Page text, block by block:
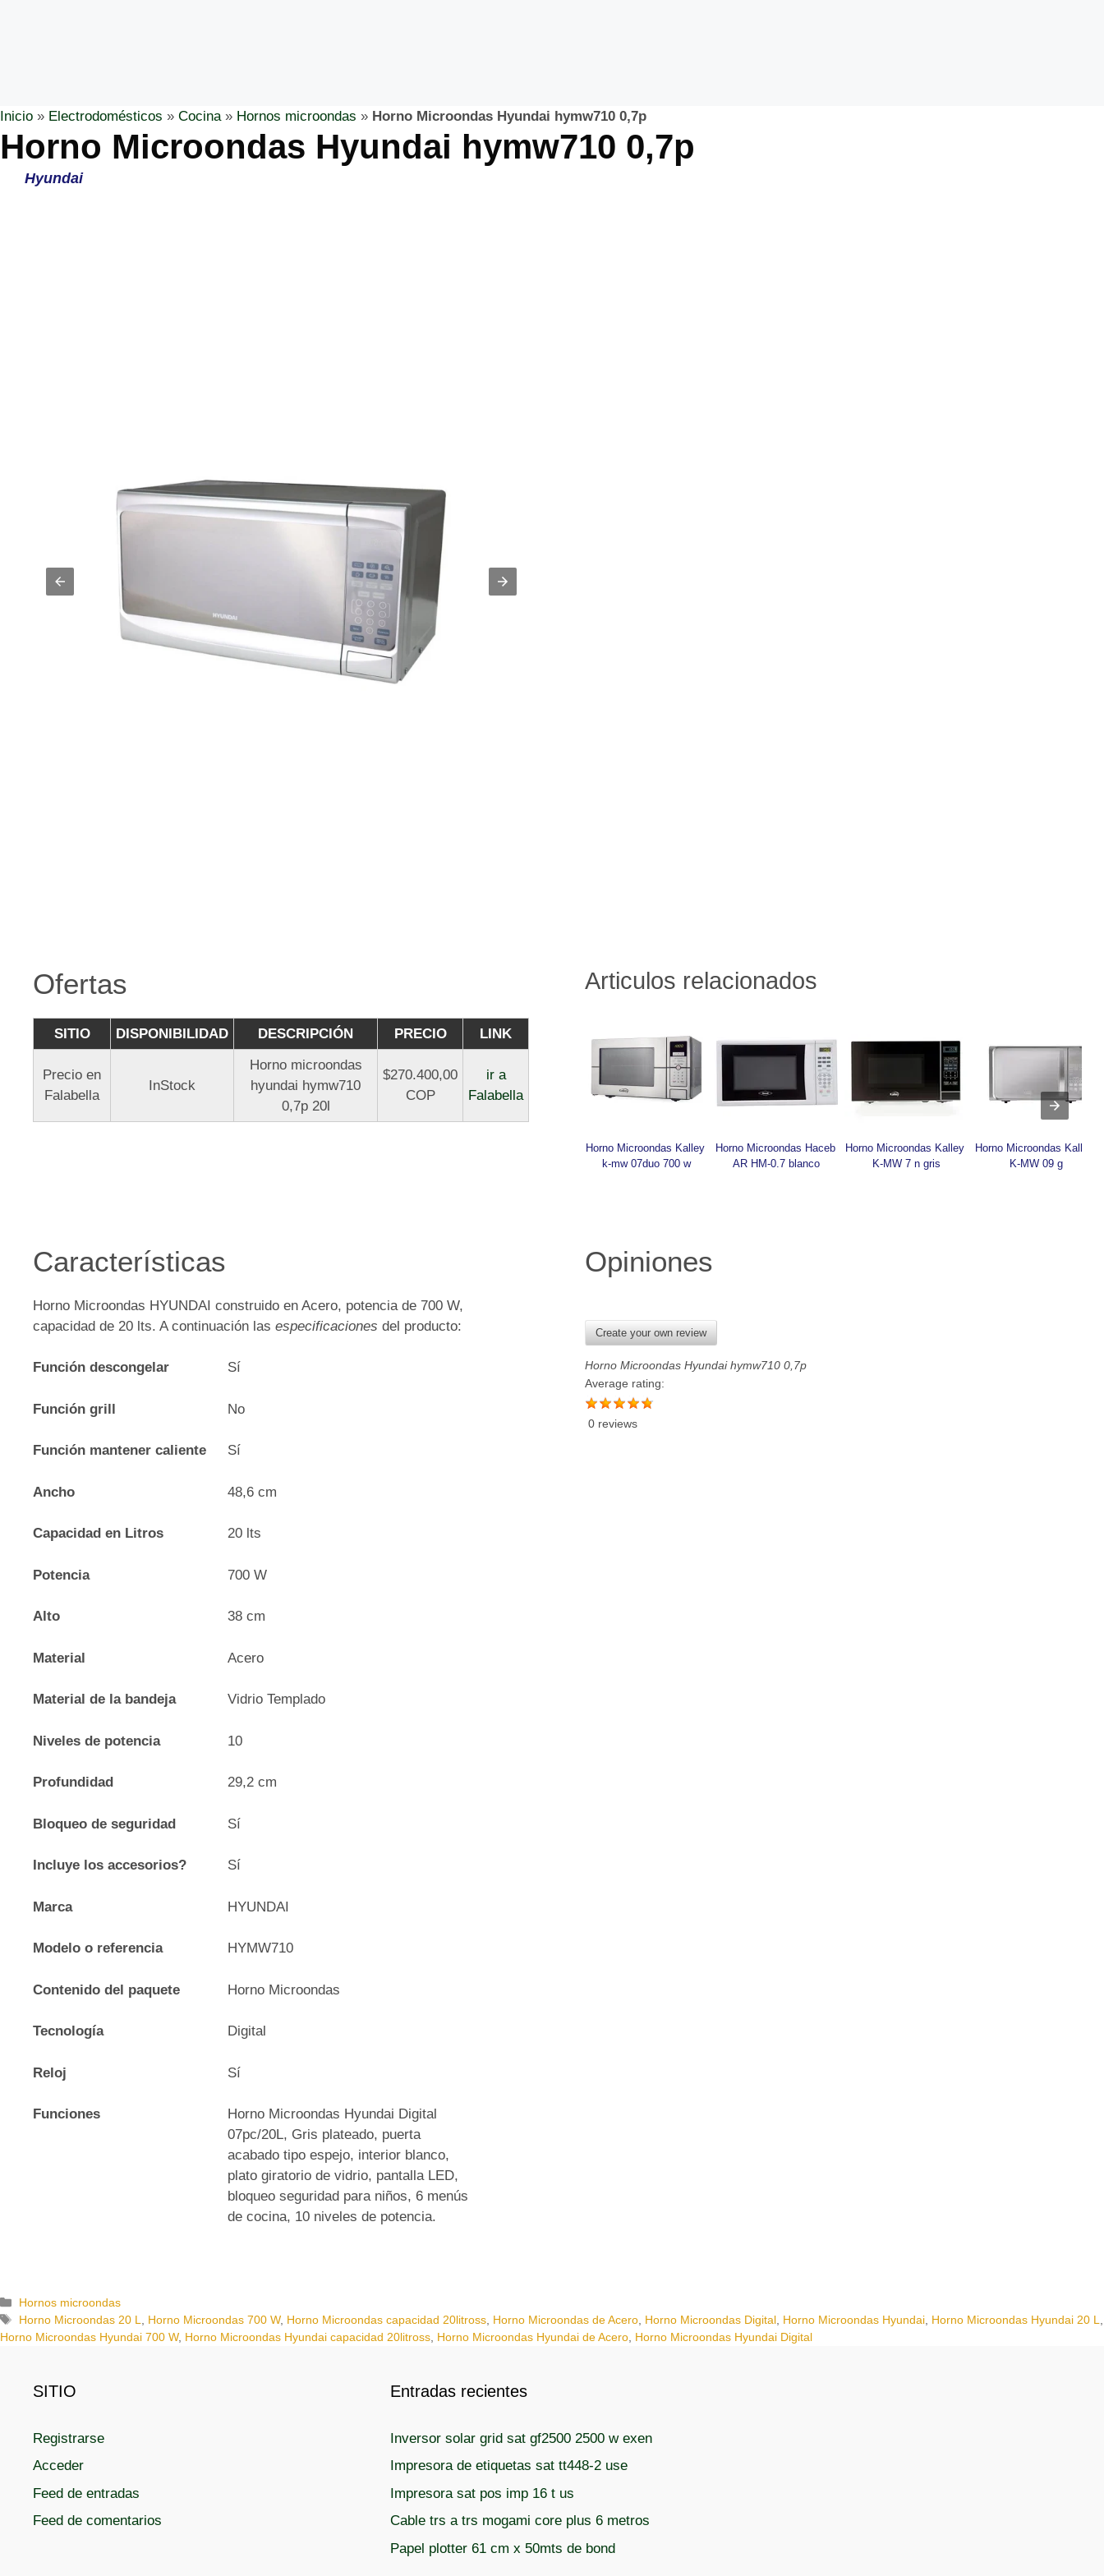
Inicio » Electrodomésticos » Cocina» Hornos microondas » Horno Microondas Hyundai hymw710 0,7p
Horno Microondas Hyundai hymw710 0,7p
Hyundai
Ofertas
SITIO DISPONIBILIDAD DESCRIPCIÓN PRECIO LINK
Precio en
Falabella
InStock
Horno microondas
hyundai hymw710
0,7p 20l
$270.400,00
COP
ir a
Falabella
Articulos relacionados
Horno Microondas Kalley
k-mw 07duo 700 w
Horno Microondas Haceb
AR HM-0.7 blanco
Horno Microondas Kalley
K-MW 7 n gris
Horno Microondas Kalley
K-MW 09 g
Características
Horno Microondas HYUNDAI construido en Acero, potencia de 700 W,
capacidad de 20 lts. A continuación lasespecificaciones del producto:
Función descongelar Sí
Función grill No
Función mantener caliente Sí
Ancho 48,6 cm
Capacidad en Litros 20 lts
Potencia 700 W
Alto 38 cm
Material Acero
Material de la bandeja Vidrio Templado
Niveles de potencia 10
Profundidad 29,2 cm
Bloqueo de seguridad Sí
Incluye los accesorios? Sí
Marca HYUNDAI
Modelo o referencia HYMW710
Contenido del paquete Horno Microondas
Tecnología Digital
Reloj Sí
Funciones
Horno Microondas Hyundai Digital
07pc/20L, Gris plateado, puerta
acabado tipo espejo, interior blanco,
plato giratorio de vidrio, pantalla LED,
bloqueo seguridad para niños, 6 menús
de cocina, 10 niveles de potencia.
Opiniones
Create your own review
Horno Microondas Hyundai hymw710 0,7p
Average rating:
0 reviews
C
a
t
Hornos microondas
E
t
Horno Microondas 20 L Horno Microondas 700 W, Horno Microondas capacidad 20litross Horno Microondas de Acero Horno Microondas Digital Horno Microondas Hyundai Horno Microondas Hyundai 20 L
Horno Microondas Hyundai 700 W, Horno Microondas Hyundai capacidad 20litross Horno Microondas Hyundai de Acero Horno Microondas Hyundai Digital
SITIO
Registrarse
Acceder
Feed de entradas
Feed de comentarios
Entradas recientes
Inversor solar grid sat gf2500 2500 w exen
Impresora de etiquetas sat tt448-2 use
Impresora sat pos imp 16 t us
Cable trs a trs mogami core plus 6 metros
Papel plotter 61 cm x 50mts de bond